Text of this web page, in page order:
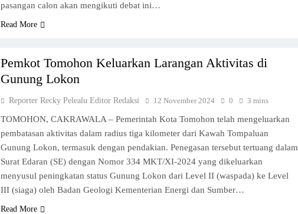
pasangan calon akan mengikuti debat ini…
Read More
Pemkot Tomohon Keluarkan Larangan Aktivitas di
Gunung Lokon
Reporter Recky Pelealu Editor Redaksi 12 November 2024 0 3 mins
TOMOHON, CAKRAWALA – Pemerintah Kota Tomohon telah mengeluarkan
pembatasan aktivitas dalam radius tiga kilometer dari Kawah Tompaluan
Gunung Lokon, termasuk dengan pendakian. Penegasan tersebut tertuang dalam
Surat Edaran (SE) dengan Nomor 334 MKT/XI-2024 yang dikeluarkan
menyusul peningkatan status Gunung Lokon dari Level II (waspada) ke Level
III (siaga) oleh Badan Geologi Kementerian Energi dan Sumber…
Read More